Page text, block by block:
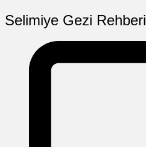
Selimiye Gezi Rehberi